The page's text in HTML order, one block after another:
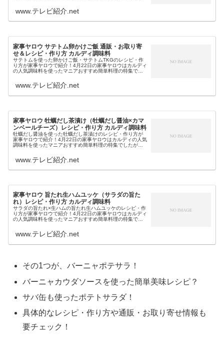
した。そこで今回は、今日の家...
www.テレビ紹介.net
家事ヤロウ サテトム卵かけご飯 通販・お取り寄
せ＆レシピ・作り方 カルディ調味料
サテトムを使った卵かけご飯・サテトムTKGのレシピ・作
り方が家事ヤロウで紹介！4月22日の家事ヤロウはカルディ
の人気調味料を使ったマニアおすすめ簡単料理の特集でし
でした。そこで今回は、今...
www.テレビ紹介.net
家事ヤロウ 牡蠣だし茶漬け（牡蠣だし醤油×カマ
ンベールチーズ）レシピ・作り方 カルディ調味料
牡蠣だし醤油を使った牡蠣だし茶漬けのレシピ・作り方が
家事ヤロウで紹介！4月22日の家事ヤロウはカルディの人気
調味料を使ったマニアおすすめ簡単料理の特集でしたが、
蠣だし茶漬けでした。そこで...
www.テレビ紹介.net
家事ヤロウ 旨たれ生ハムユッケ（サラダの旨た
れ）レシピ・作り方 カルディ調味料
サラダの旨たれ×生ハムの旨たれ生ハムユッケのレシピ・作
り方が家事ヤロウで紹介！4月22日の家事ヤロウはカルディ
の人気調味料を使ったマニアおすすめ簡単料理の特集でし
生ハムユッケでした。そこ...
www.テレビ紹介.net
その1つが、バーニャポテサラ！
バーニャカウダソースを使った簡単美味レシピ？
サバ缶も使ったポテトサラダ！
具体的なレシピ・作り方や通販・お取り寄せ情報も
要チェック！